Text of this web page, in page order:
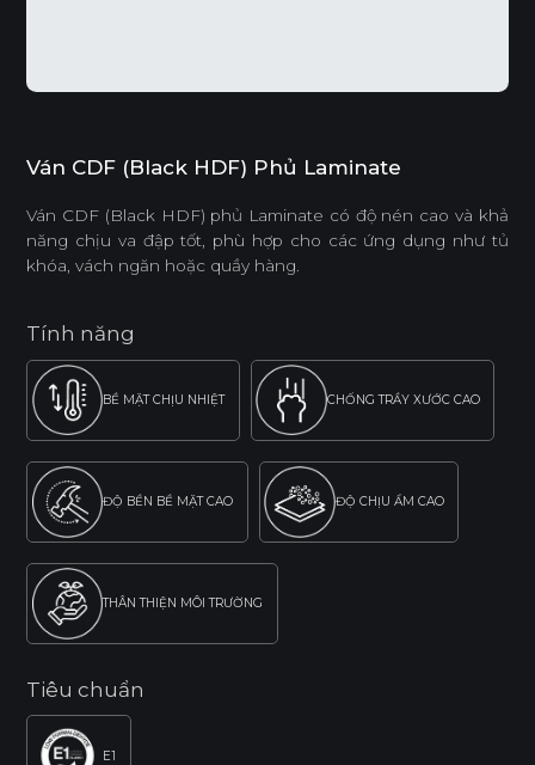
Ván CDF (Black HDF) Phủ Laminate
Ván CDF (Black HDF) phủ Laminate có độ nén cao và khả
năng chịu va đập tốt, phù hợp cho các ứng dụng như tủ
khóa, vách ngăn hoặc quầy hàng.
Tính năng
BỀ MẶT CHỊU NHIỆT CHỐNG TRẦY XƯỚC CAO
ĐỘ BỀN BỀ MẶT CAO ĐỘ CHỊU ẨM CAO
THÂN THIỆN MÔI TRƯỜNG
Tiêu chuẩn
E1